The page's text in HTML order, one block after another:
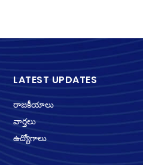
LATEST UPDATES
రాజకీయాలు
వార్తలు
ఉద్యోగాలు